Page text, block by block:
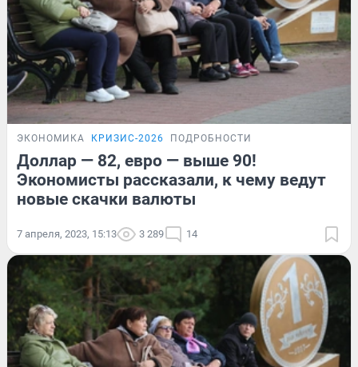
ЭКОНОМИКА КРИЗИС-2026 ПОДРОБНОСТИ
Доллар — 82, евро — выше 90!
Экономисты рассказали, к чему ведут
новые скачки валюты
7 апреля, 2023, 15:13 3 289 14